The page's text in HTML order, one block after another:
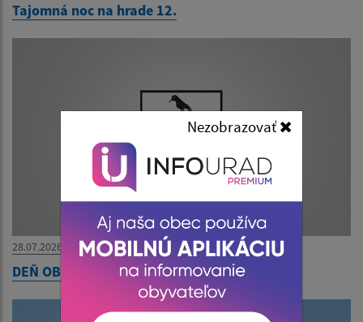
Tajomná noc na hrade 12.
28.07.2026
DEŇ OBCE 2.8.2026
Nezobrazovať